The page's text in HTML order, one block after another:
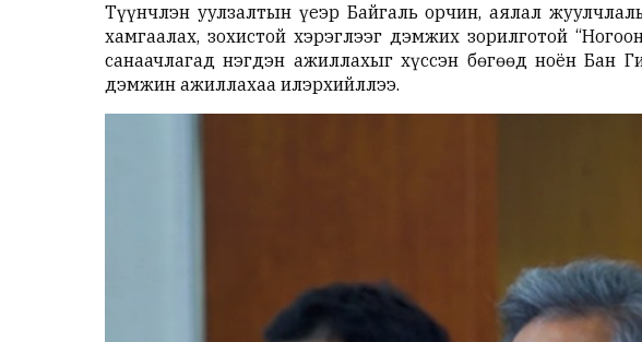
Түүнчлэн уулзалтын үеэр Байгаль орчин, аялал
хамгаалах, зохистой хэрэглээг дэмжих зорилготой
санаачлагад нэгдэн ажиллахыг хүссэн бөгөөд ноён Бан
дэмжин ажиллахаа илэрхийллээ.